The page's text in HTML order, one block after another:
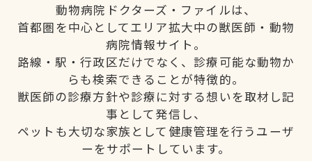
動物病院ドクターズ・ファイルは、
首都圏を中心としてエリア拡大中の獣医師・動物
病院情報サイト。
路線・駅・行政区だけでなく、診療可能な動物か
らも検索できることが特徴的。
獣医師の診療方針や診療に対する想いを取材し記
事として発信し、
ペットも大切な家族として健康管理を行うユーザ
ーをサポートしています。